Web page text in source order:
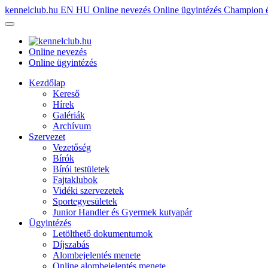
kennelclub.hu EN HU Online nevezés Online ügyintézés Champion
Online nevezés
Online ügyintézés
Kezdőlap
Kereső
Hírek
Galériák
Archívum
Szervezet
Vezetőség
Bírók
Bírói testületek
Fajtaklubok
Vidéki szervezetek
Sportegyesületek
Junior Handler és Gyermek kutyapár
Ügyintézés
Letölthető dokumentumok
Díjszabás
Alombejelentés menete
Online alombejelentés menete